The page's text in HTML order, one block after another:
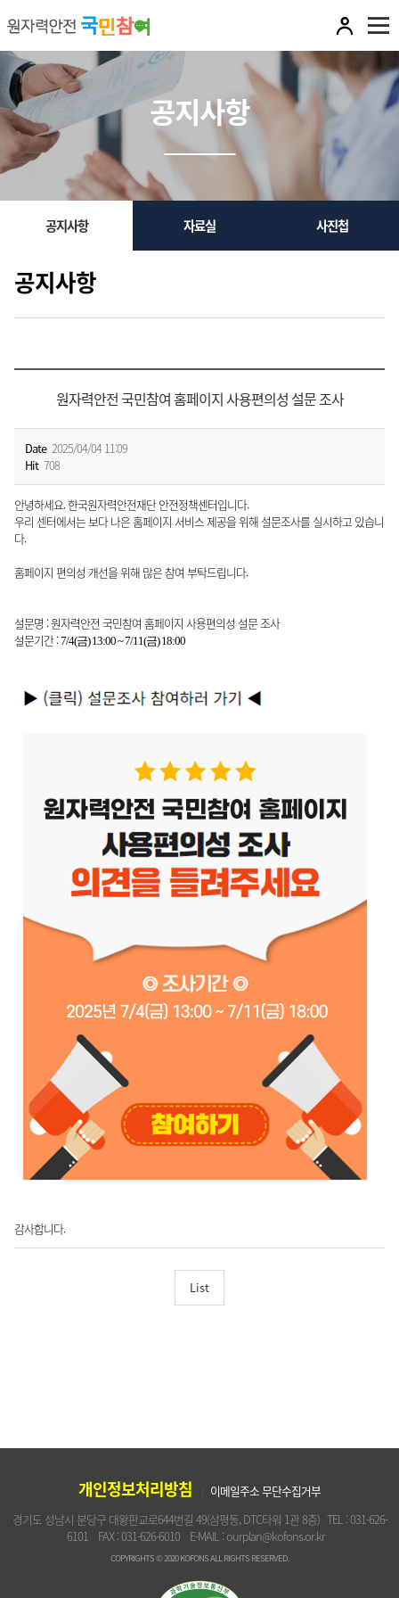
전
체
메
기
공지사항
공지사항 자료실 사진첩
공지사항
원자력안전 국민참여 홈페이지 사용편의성 설문 조사
Date 2025/04/04 11:09
Hit 708
안녕하세요. 한국원자력안전재단 안전정책센터입니다.
우리 센터에서는 보다 나은 홈페이지 서비스 제공을 위해 설문조사를 실시하고 있습니
다.
홈페이지 편의성 개선을 위해 많은 참여 부탁드립니다.
설문명 : 원자력안전 국민참여 홈페이지 사용편의성 설문 조사
설문기간 :7/4(금) 13:00 ~ 7/11(금) 18:00
감사합니다.
List
개인정보처리방침
이메일주소 무단수집거부
경기도 성남시 분당구 대왕판교로644번길 49(삼평동, DTC타워 1관 8층) TEL : 031-626-
6101
FAX : 031-626-6010 E-MAIL : ourplan@kofons.or.kr
COPYRIGHTS © 2020 KOFONS ALL RIGHTS RESERVED.